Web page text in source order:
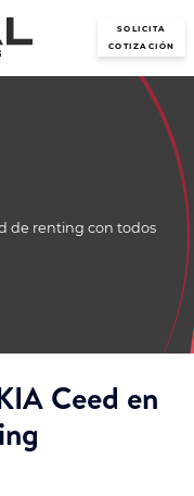
SOLICITA
COTIZACIÓN
de renting con todos
Ceed en